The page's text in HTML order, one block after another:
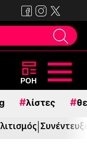
ΡΟΗ
#λίστες #